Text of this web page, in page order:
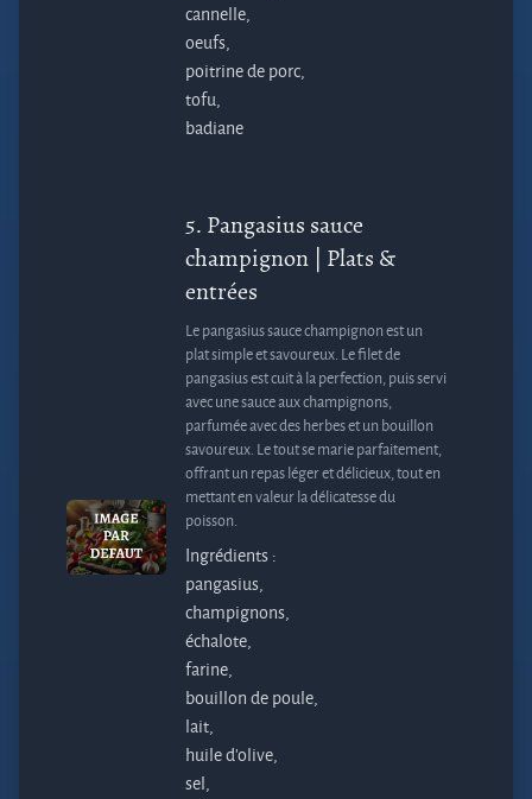
cannelle,
oeufs,
poitrine de porc,
tofu,
badiane
5. Pangasius sauce
champignon | Plats &
entrées
Le pangasius sauce champignon est un
plat simple et savoureux. Le filet de
pangasius est cuit à la perfection, puis servi
avec une sauce aux champignons,
parfumée avec des herbes et un bouillon
savoureux. Le tout se marie parfaitement,
offrant un repas léger et délicieux, tout en
mettant en valeur la délicatesse du
poisson.
Ingrédients :
pangasius,
champignons,
échalote,
farine,
bouillon de poule,
lait,
huile d'olive,
sel,